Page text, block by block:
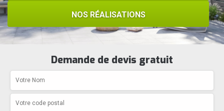
NOS RÉALISATIONS
Demande de devis gratuit